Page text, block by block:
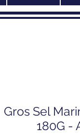
Gros Sel
180G -